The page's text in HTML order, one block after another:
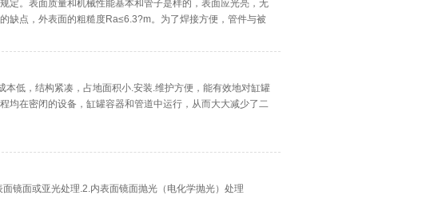
定。表面质量和机械性能基本和管子是样的，表面应光亮，无
缺点，外表面的粗糙度Ra≤6.3?m。为了焊接方便，管件与被
装中常用的种连接用管件，用于管道拐弯
低，结构紧凑，占地面积小.安装.维护方便，能有效地对缸罐
均在密闭的设备，缸罐容器和管道中运行，从而大大减少了二
镜面或亚光处理.2.内表面镜面抛光（电化学抛光）处理